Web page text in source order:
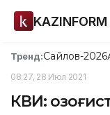
KAZINFORM
Тренд:Сайлов-2026
08:27, 28 Июл 2021
КВИ: